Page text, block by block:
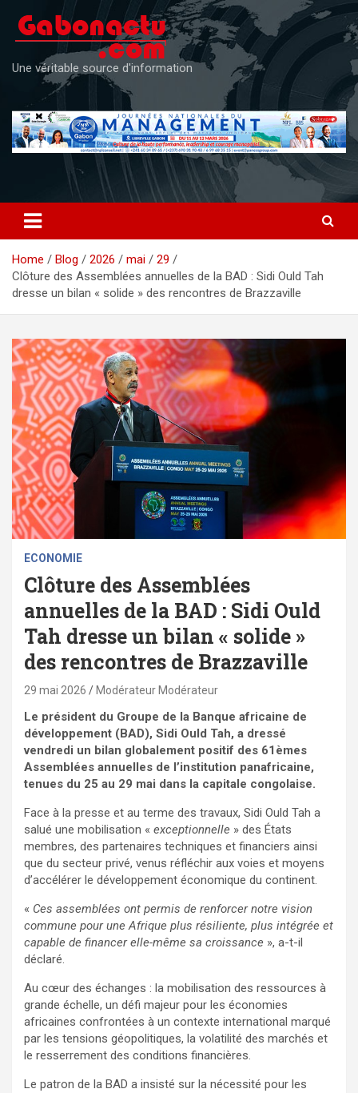
content
Une véritable source d'information
Home Blog 2026 mai
29
Clôture des Assemblées annuelles de la BAD : Sidi Ould Tah
dresse un bilan « solide » des rencontres de Brazzaville
ECONOMIE
Clôture des Assemblées
annuelles de la BAD : Sidi Ould
Tah dresse un bilan « solide »
des rencontres de Brazzaville
29 mai 2026 Modérateur Modérateur
Le président du Groupe de la Banque africaine de
développement (BAD), Sidi Ould Tah, a dressé
vendredi un bilan globalement positif des 61èmes
Assemblées annuelles de l’institution panafricaine,
tenues du 25 au 29 mai dans la capitale congolaise.
Face à la presse et au terme des travaux, Sidi Ould Tah a
salué une mobilisation « exceptionnelle » des États
membres, des partenaires techniques et financiers ainsi
que du secteur privé, venus réfléchir aux voies et moyens
d’accélérer le développement économique du continent.
« Ces assemblées ont permis de renforcer notre vision
commune pour une Afrique plus résiliente, plus intégrée et
capable de financer elle-même sa croissance », a-t-il
déclaré.
Au cœur des échanges : la mobilisation des ressources à
grande échelle, un défi majeur pour les économies
africaines confrontées à un contexte international marqué
par les tensions géopolitiques, la volatilité des marchés et
le resserrement des conditions financières.
Le patron de la BAD a insisté sur la nécessité pour les